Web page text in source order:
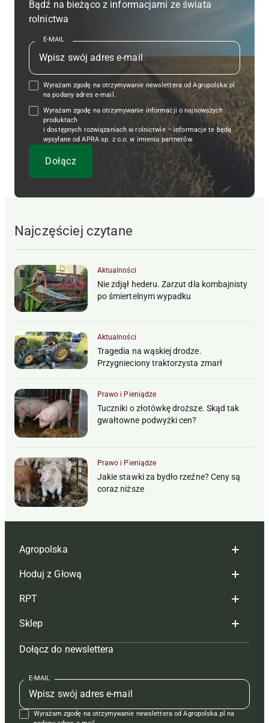
Bądź na bieżąco z informacjami ze świata
rolnictwa
E-MAIL
Wyrażam zgodę na otrzymywanie newslettera od Agropolska.pl
na podany adres e-mail.
Wyrażam zgodę na otrzymywanie informacji o najnowszych
produktach
i dostępnych rozwiązaniach w rolnictwie – informacje te będą
wysyłane od APRA sp. z o.o. w imieniu partnerów.
Najczęściej czytane
Aktualności
Nie zdjął hederu. Zarzut dla kombajnisty
po śmiertelnym wypadku
Aktualności
Tragedia na wąskiej drodze.
Przygnieciony traktorzysta zmarł
Prawo i Pieniądze
Tuczniki o złotówkę droższe. Skąd tak
gwałtowne podwyżki cen?
Prawo i Pieniądze
Jakie stawki za bydło rzeźne? Ceny są
coraz niższe
Agropolska
Redakcja
Reklama
Tagi
Mapa serwisu
Kontakt
Regulamin
Hoduj z Głową
Hoduj z głową bydło
Hoduj z głową świnie
Prenumerata
Redakcja
Kontakt
RPT
Redakcja
Prenumerata
Reklama
Kontakt
Sklep
Czasopisma i prenumerata
Książki
Regulamin
Dołącz do newslettera
E-MAIL
Wyrażam zgodę na otrzymywanie newslettera od Agropolska.pl na